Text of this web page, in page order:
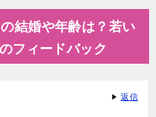
結婚や年齢は？若い
フィードバック
返信